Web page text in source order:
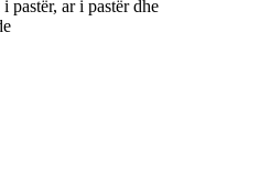
pastër, ar i pastër dhe